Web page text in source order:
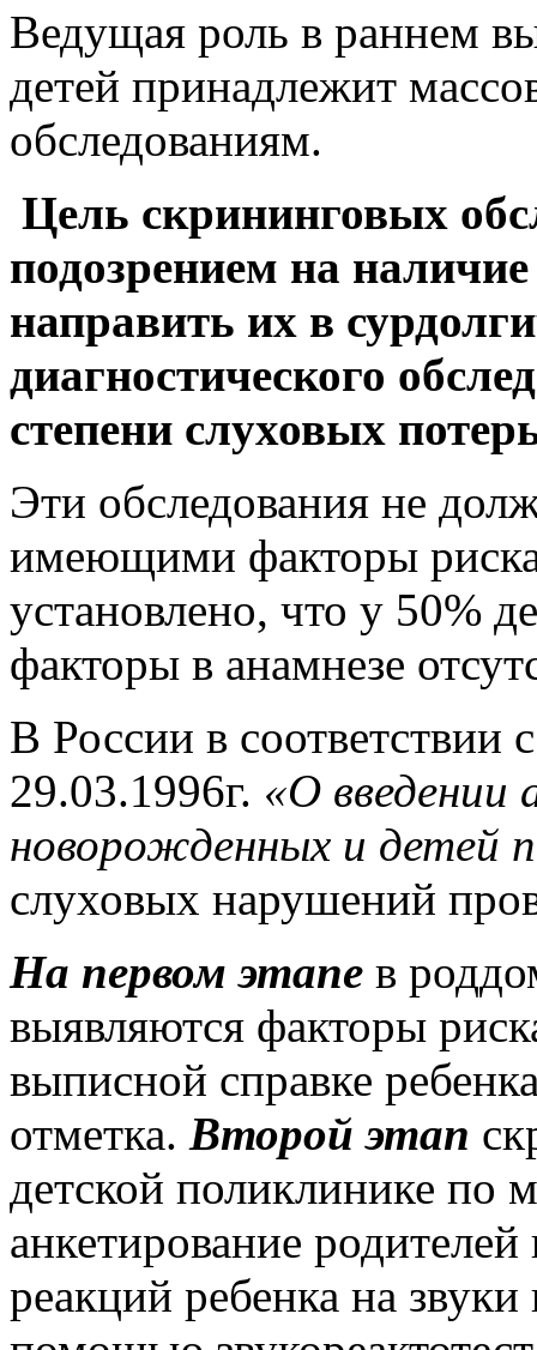
Ведущая роль в раннем
детей принадлежит
обследованиям.
Цель скрининговых
подозрением на
направить их в
диагностического
степени слуховых
Эти обследования не
имеющими факторы
установлено, что у 50%
факторы в анамнезе
В России в
29.03.1996г. «О введении
новорожденных и детей
слуховых нарушений
На первом этапе в
выявляются факторы
выписной справке
отметка. Второй этап
детской поликлинике по
анкетирование
реакций ребенка на